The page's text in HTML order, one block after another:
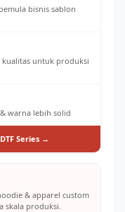
bisnis sablon
untuk produksi
warna lebih solid
Series →
& apparel custom
skala produksi.